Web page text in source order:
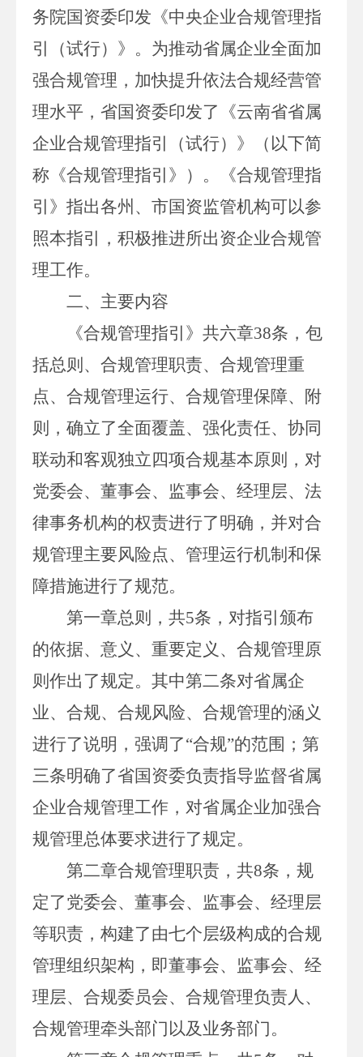
务院国资委印发《中央企业合规管理指
引（试行）》 。 为推动省属企业全面加
强合规管理，加快提升依法合规经营管
理水平，省国资委印发了
《云南省省属
企业合规管理指引（试行）》
（以下简
称 《合规管理指引》 ） 。《合规管理指
引》 指出各州、市国资监管机构可以参
照本指引，积极推进所出资企业合规管
理工作。
二、主要内容
《合规管理指引》共六章38条，包
括总则、合规管理职责、合规管理重
点、合规管理运行、合规管理保障、附
则，确立了全面覆盖、强化责任、协同
联动和客观独立四项合规基本原则，对
党委会、董事会、监事会、经理层、法
律事务机构的权责进行了明确，并对合
规管理主要风险点、管理运行机制和保
障措施进行了规范。
第一章总则，共5条，对指引颁布
的依据、意义、重要定义、合规管理原
则作出了规定。其中第二条对省属企
业、合规、合规风险、合规管理的涵义
进行了说明，强调了“合规”的范围；第
三条明确了省国资委负责指导监督省属
企业合规管理工作，对省属企业加强合
规管理总体要求进行了规定。
第二章合规管理职责，共8条，规
定了党委会、董事会、监事会、经理层
等职责，构建了由七个层级构成的合规
管理组织架构，即董事会、监事会、经
理层、合规委员会、合规管理负责人、
合规管理牵头部门以及业务部门。